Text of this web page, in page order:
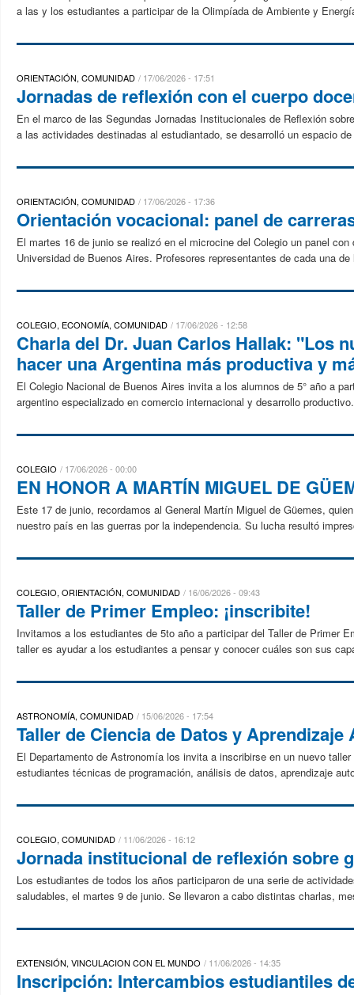
a las y los estudiantes a participar de la Olimpíada de Ambiente y
ORIENTACIÓN, COMUNIDAD 17/06/2026 - 17:51
Jornadas de reflexión con el cuerpo
En el marco de las Segundas Jornadas Institucionales de Reflexión
a las actividades destinadas al estudiantado, se desarrolló un espacio
ORIENTACIÓN, COMUNIDAD 17/06/2026 - 17:36
Orientación vocacional: panel de
El martes 16 de junio se realizó en el microcine del Colegio un panel
Universidad de Buenos Aires. Profesores representantes de cada una
COLEGIO, ECONOMÍA, COMUNIDAD 17/06/2026 - 12:58
Charla del Dr. Juan Carlos Hallak: "Los
hacer una Argentina más productiva y
El Colegio Nacional de Buenos Aires invita a los alumnos de 5° año a
argentino especializado en comercio internacional y desarrollo
COLEGIO 17/06/2026 - 00:00
EN HONOR A MARTÍN MIGUEL DE
Este 17 de junio, recordamos al General Martín Miguel de Güemes,
nuestro país en las guerras por la independencia. Su lucha resultó
COLEGIO, ORIENTACIÓN, COMUNIDAD 16/06/2026 - 09:43
Taller de Primer Empleo: ¡inscribite!
Invitamos a los estudiantes de 5to año a participar del Taller de Primer
taller es ayudar a los estudiantes a pensar y conocer cuáles son sus
ASTRONOMÍA, COMUNIDAD 15/06/2026 - 17:54
Taller de Ciencia de Datos y Aprendizaje
El Departamento de Astronomía los invita a inscribirse en un nuevo
estudiantes técnicas de programación, análisis de datos, aprendizaje
COLEGIO, COMUNIDAD 11/06/2026 - 16:12
Jornada institucional de reflexión sobre
Los estudiantes de todos los años participaron de una serie de
saludables, el martes 9 de junio. Se llevaron a cabo distintas charlas,
EXTENSIÓN, VINCULACION CON EL MUNDO 11/06/2026 - 14:35
Inscripción: Intercambios estudiantiles